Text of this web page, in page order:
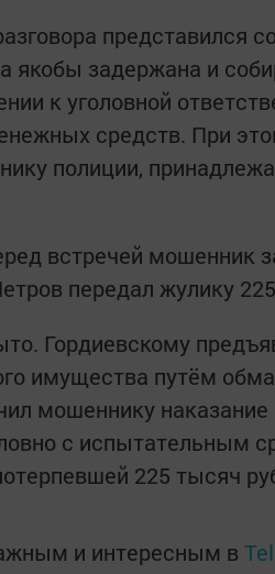
представился
якобы задержана и
к уголовной
средств. При
полиции,
встречей мошенник
передал жулику
Гордиевскому
имущества путём
мошеннику
с испытательным
225 тысяч
и интересным в